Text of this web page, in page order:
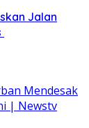
Jalan